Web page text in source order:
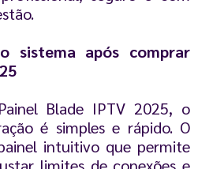
sistema após comprar
Blade IPTV 2025, o
é simples e rápido. O
intuitivo que permite